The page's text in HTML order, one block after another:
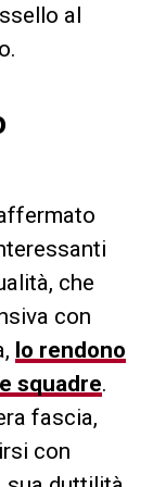
al
che
con
lo rendono
squadre.
fascia,
con